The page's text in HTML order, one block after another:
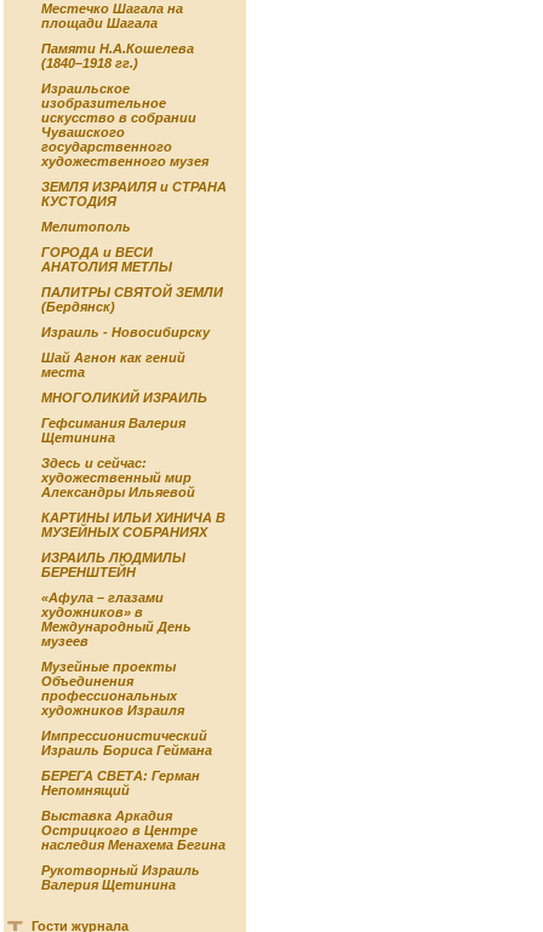
Местечко Шагала на
площади Шагала
Памяти Н.А.Кошелева
(1840–1918 гг.)
Израильское
изобразительное
искусство в собрании
Чувашского
государственного
художественного музея
ЗЕМЛЯ ИЗРАИЛЯ и СТРАНА
КУСТОДИЯ
Мелитополь
ГОРОДА и ВЕСИ
АНАТОЛИЯ МЕТЛЫ
ПАЛИТРЫ СВЯТОЙ ЗЕМЛИ
(Бердянск)
Израиль - Новосибирску
Шай Агнон как гений
места
МНОГОЛИКИЙ ИЗРАИЛЬ
Гефсимания Валерия
Щетинина
Здесь и сейчас:
художественный мир
Александры Ильяевой
КАРТИНЫ ИЛЬИ ХИНИЧА В
МУЗЕЙНЫХ СОБРАНИЯХ
ИЗРАИЛЬ ЛЮДМИЛЫ
БЕРЕНШТЕЙН
«Афула – глазами
художников» в
Международный День
музеев
Музейные проекты
Объединения
профессиональных
художников Израиля
Импрессионистический
Израиль Бориса Геймана
БЕРЕГА СВЕТА: Герман
Непомнящий
Выставка Аркадия
Острицкого в Центре
наследия Менахема Бегина
Рукотворный Израиль
Валерия Щетинина
Гости журнала